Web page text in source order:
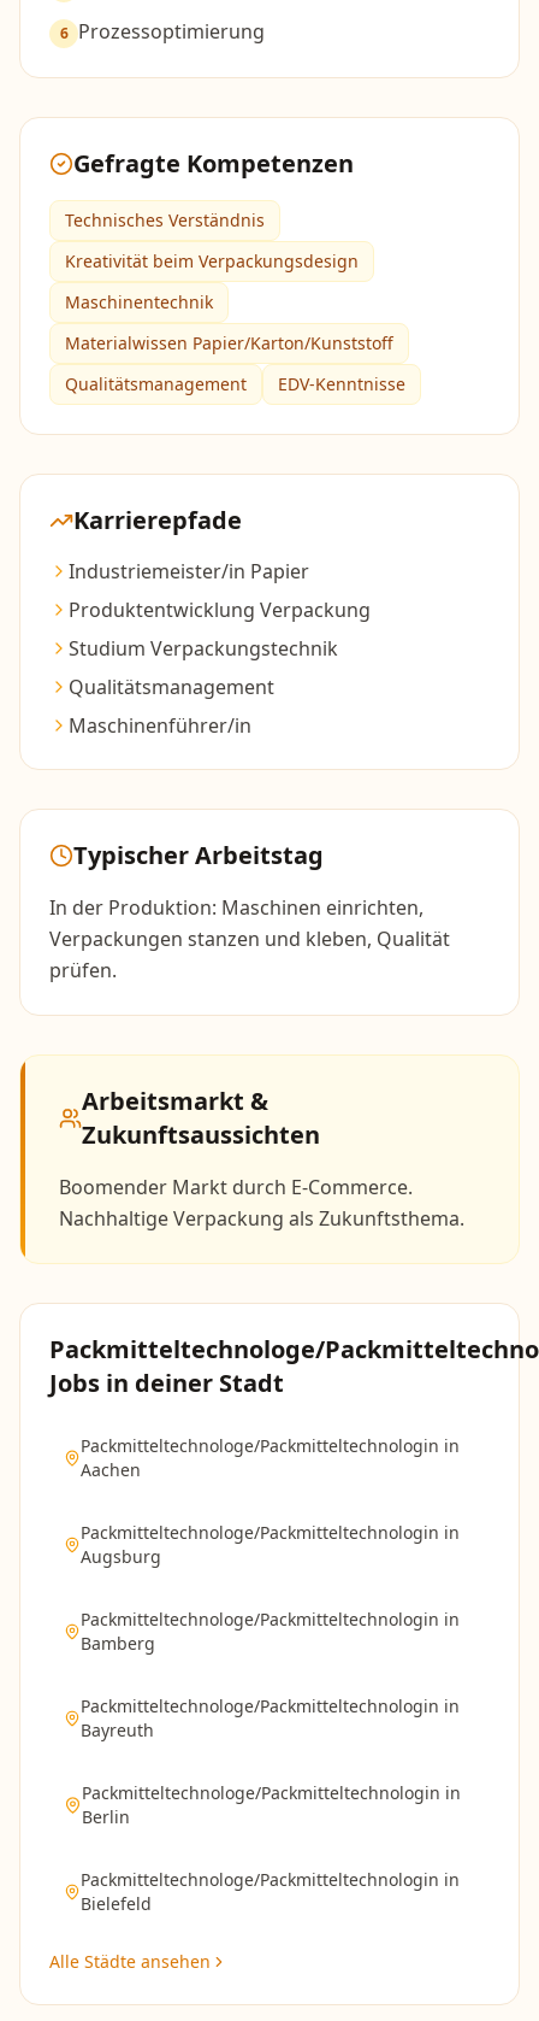
6 Prozessoptimierung
Gefragte Kompetenzen
Technisches Verständnis
Kreativität beim Verpackungsdesign
Maschinentechnik
Materialwissen Papier/Karton/Kunststoff
Qualitätsmanagement
EDV-Kenntnisse
Karrierepfade
Industriemeister/in Papier
Produktentwicklung Verpackung
Studium Verpackungstechnik
Qualitätsmanagement
Maschinenführer/in
Typischer Arbeitstag
In der Produktion: Maschinen einrichten,
Verpackungen stanzen und kleben, Qualität
prüfen.
Arbeitsmarkt &
Zukunftsaussichten
Boomender Markt durch E-Commerce.
Nachhaltige Verpackung als Zukunftsthema.
Packmitteltechnologe/
Jobs in deiner Stadt
Packmitteltechnologe/Packmitteltechnologin in
Aachen
Packmitteltechnologe/Packmitteltechnologin in
Augsburg
Packmitteltechnologe/Packmitteltechnologin in
Bamberg
Packmitteltechnologe/Packmitteltechnologin in
Bayreuth
Packmitteltechnologe/Packmitteltechnologin in
Berlin
Packmitteltechnologe/Packmitteltechnologin in
Bielefeld
Alle Städte ansehen